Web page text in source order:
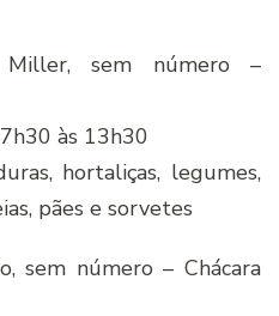
Miller, sem número –
às 13h30
hortaliças, legumes,
pães e sorvetes
sem número – Chácara